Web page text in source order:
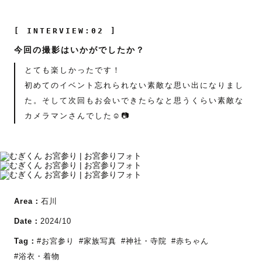
[ INTERVIEW:02 ]
今回の撮影はいかがでしたか？
とても楽しかったです！
初めてのイベント忘れられない素敵な思い出になりまし
た。そして次回もお会いできたらなと思うくらい素敵な
カメラマンさんでした☺️📷
Area： 石川
Date： 2024/10
Tag： #お宮参り #家族写真 #神社・寺院 #赤ちゃん
#浴衣・着物